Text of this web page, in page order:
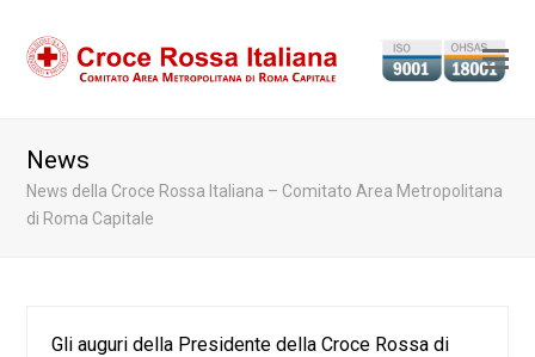
News
News della Croce Rossa Italiana – Comitato Area Metropolitana
di Roma Capitale
Gli auguri della Presidente della Croce Rossa di